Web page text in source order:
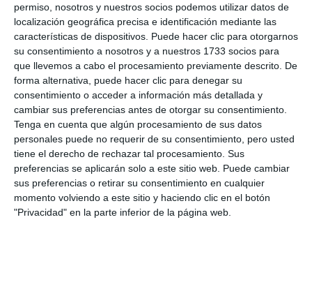
permiso, nosotros y nuestros socios podemos utilizar datos de
localización geográfica precisa e identificación mediante las
características de dispositivos. Puede hacer clic para otorgarnos
su consentimiento a nosotros y a nuestros 1733 socios para
que llevemos a cabo el procesamiento previamente descrito. De
forma alternativa, puede hacer clic para denegar su
consentimiento o acceder a información más detallada y
cambiar sus preferencias antes de otorgar su consentimiento.
Tenga en cuenta que algún procesamiento de sus datos
personales puede no requerir de su consentimiento, pero usted
tiene el derecho de rechazar tal procesamiento. Sus
preferencias se aplicarán solo a este sitio web. Puede cambiar
sus preferencias o retirar su consentimiento en cualquier
momento volviendo a este sitio y haciendo clic en el botón
"Privacidad" en la parte inferior de la página web.